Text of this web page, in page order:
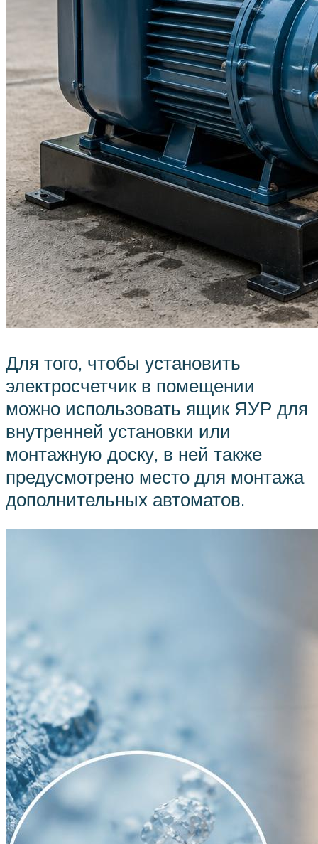
Для того, чтобы установить
электросчетчик в помещении
можно использовать ящик ЯУР для
внутренней установки или
монтажную доску, в ней также
предусмотрено место для монтажа
дополнительных автоматов.